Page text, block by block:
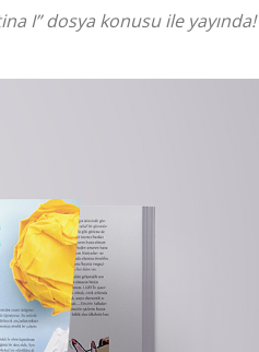
I” dosya konusu ile yayında!